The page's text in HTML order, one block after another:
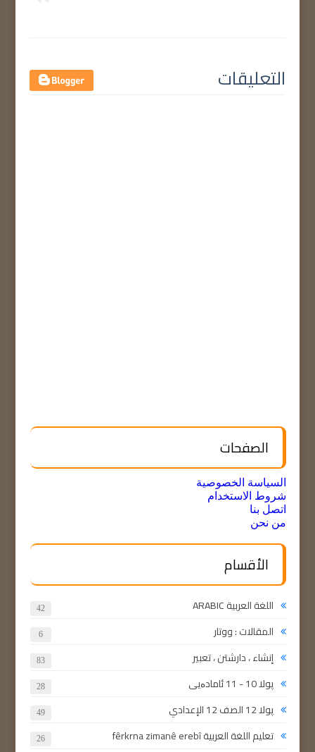
التعليقات
الصفحات
السياسة الخصوصية
شروط الاستخدام
اتصل بنا
من نحن
الأقسام
اللغة العربية ARABIC 42
المقالات : ووتار 6
إنشاء ، دارشتن ، تعبير 83
پولا 10 - 11 ئامادەیی 28
پولا 12 الصف 12 الإعدادي 49
تعليم اللغة العربية fêrkrna zimanê erebî 26